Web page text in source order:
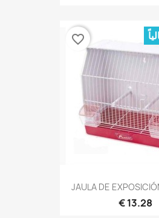
JAULA DE
13.28 €
favorite_border